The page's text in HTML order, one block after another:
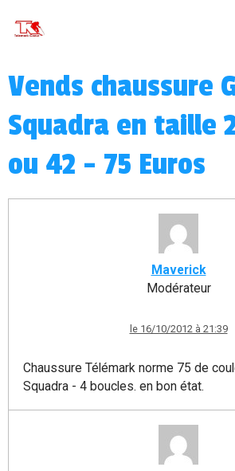
Vends chaussure
Squadra en taille
ou 42 - 75 Euros
Maverick
Modérateur
le 16/10/2012 à 21:39
Chaussure Télémark norme 75 de
Squadra - 4 boucles. en bon état.